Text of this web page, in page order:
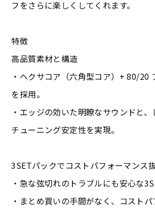
フをさらに楽しくしてくれます。
特徴
高品質素材と構造
・ヘクサコア（六角型コア）+ 80/20
を採用。
・エッジの効いた明瞭なサウンドと
チューニング安定性を実現。
3SETパックでコストパフォーマンス
・急な弦切れのトラブルにも安心な
・まとめ買いの手間がなく、コスト